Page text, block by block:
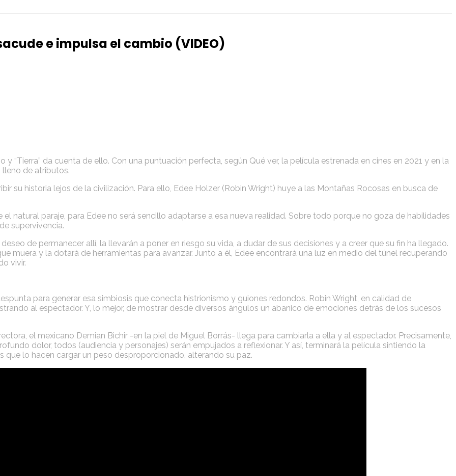
e impulsa el cambio (VIDEO)
“Tierra” da cuenta de ello. Con una puntuación perfecta, según Qué ver, la película estrenada en cines en 2021 y en la
de atributos.
su historia lejos de la civilización. Para ello, Edee Holzer (Robin Wright) huye a las Montañas Rocosas en busca de
natural paraje, para Edee no será sencillo adaptarse a esa nueva realidad. Sobre todo porque no goza de habilidades
supervivencia.
de permanecer allí, la llevarán a poner en riesgo su vida, a dudar de sus decisiones y a creer que su fin ha llegado.
muera y la dotará de herramientas para avanzar. Junto a él, Edee encontrará una luz en medio del túnel recuperando
vivir.
para generar esa simbiosis que conecta histrionismo y guiones redondos. Robin Wright, en calidad de
al espectador. Y, lo mejor, de mostrar desde diversos ángulos un abanico de emociones detrás de los sucesos
el mexicano Demian Bichir -en la piel de Miguel Borrás- llega para cambiarla a ella y al espectador. Precisamente,
dolor, todos (audiencia y personajes) serán empujados a reflexionar. Y así, terminará la película sintiendo la
lo hacen cargar un peso desproporcionado, alterando su paz.